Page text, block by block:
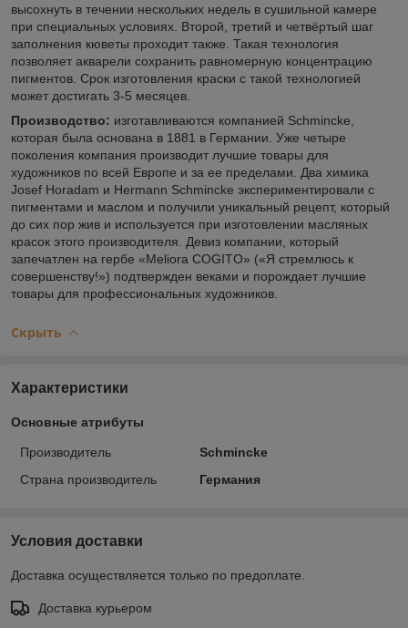
высохнуть в течении нескольких недель в сушильной камере
при специальных условиях. Второй, третий и четвёртый шаг
заполнения кюветы проходит также. Такая технология
позволяет акварели сохранить равномерную концентрацию
пигментов. Срок изготовления краски с такой технологией
может достигать 3-5 месяцев.
Производство: изготавливаются компанией Schmincke,
которая была основана в 1881 в Германии. Уже четыре
поколения компания производит лучшие товары для
художников по всей Европе и за ее пределами. Два химика
Josef Horadam и Hermann Schmincke экспериментировали с
пигментами и маслом и получили уникальный рецепт, который
до сих пор жив и используется при изготовлении масляных
красок этого производителя. Девиз компании, который
запечатлен на гербе «Meliora COGITO» («Я стремлюсь к
совершенству!») подтвержден веками и порождает лучшие
товары для профессиональных художников.
Скрыть
Характеристики
Основные атрибуты
Производитель
Schmincke
Страна производитель
Германия
Условия доставки
Доставка осуществляется только по предоплате.
Доставка курьером